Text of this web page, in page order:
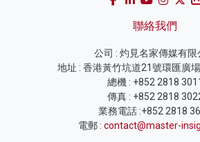
聯絡我們
公司 : 灼見名家傳媒有限
地址 : 香港黃竹坑道21號環匯廣
總機 : +852 2818
傳真 : +852 2818
業務電話 :+852 2818
電郵 : contact@master-